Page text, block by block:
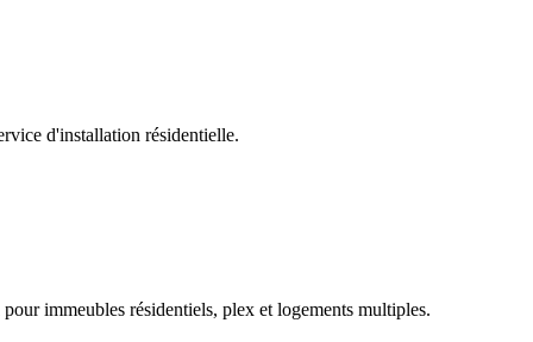
d'installation résidentielle.
immeubles résidentiels, plex et logements multiples.